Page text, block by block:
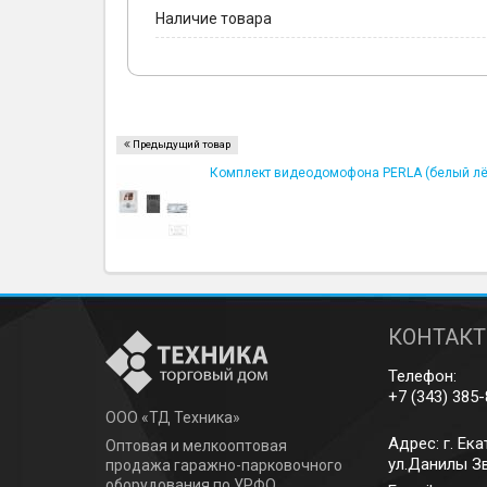
Наличие товара
Предыдущий товар
Комплект видеодомофона PERLA (белый
ООО «ТД Техника»
Оптовая и мелкооптовая
продажа гаражно-парковочного
Телефон:
+7 (343)
Адрес: г.
ул.Данилы